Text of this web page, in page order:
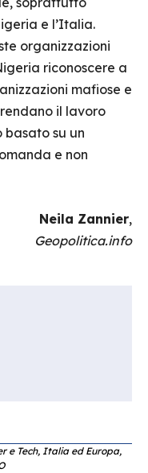
e l’Italia.
organizzazioni
riconoscere a
mafiose e
il lavoro
basato su un
e non
Neila Zannier,
Geopolitica.info
e Tech, Italia ed Europa,